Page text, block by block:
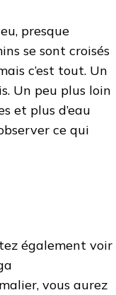
presque
se sont croisés
c’est tout. Un
Un peu plus loin
et plus d’eau
ce qui
également voir
vous aurez